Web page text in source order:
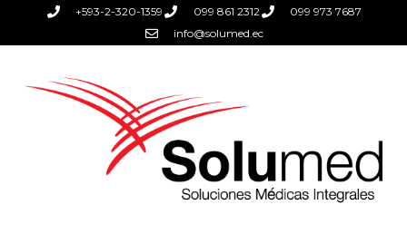
+593-2-320-1359 099 861 2312
099 973 7687
info@solumed.ec